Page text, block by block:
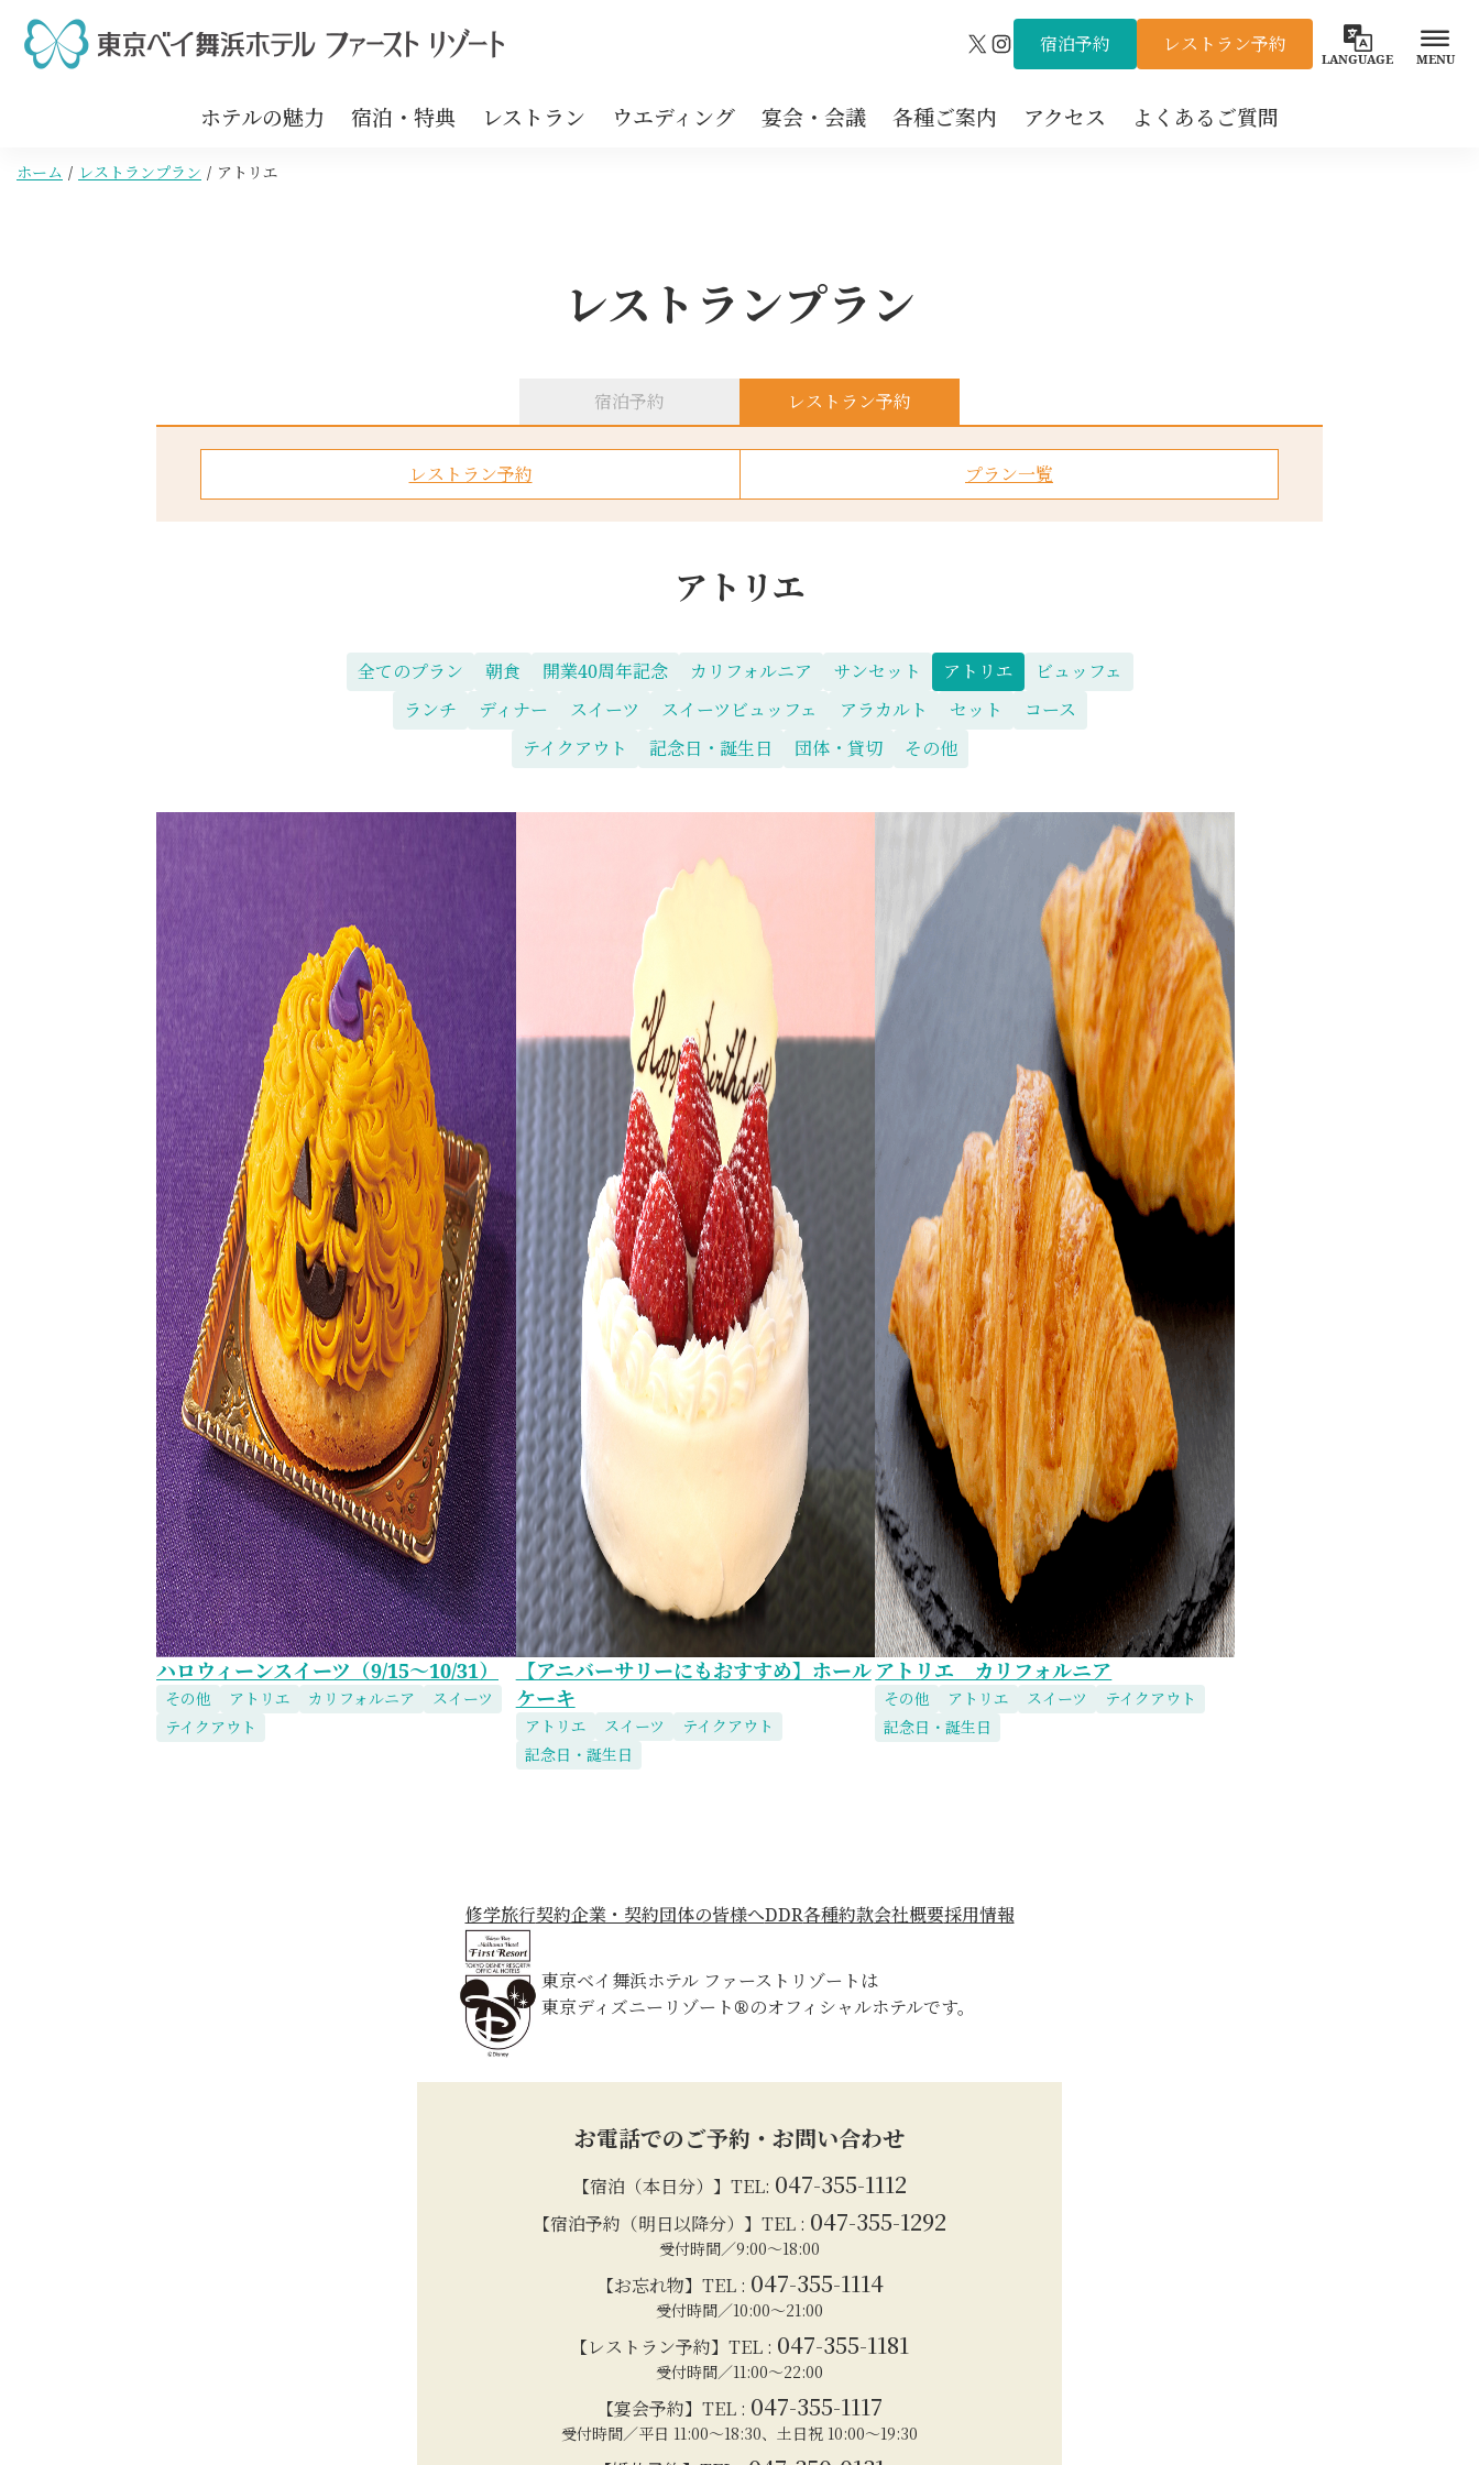
X Instagram宿泊予約 レストラン予約
LANGUAGE MENU
ホテルの魅力 宿泊・特典 レストラン ウエディング 宴会・会議 各種ご案内 アクセス よくあるご質問
ホーム レストランプラン アトリエ
レストランプラン
宿泊予約 レストラン予約
レストラン予約 プラン一覧
アトリエ
全てのプラン 朝食 開業40周年記念 カリフォルニア サンセット アトリエ
ビュッフェ
ランチ
ディナー スイーツ スイーツビュッフェ アラカルト セット
コース
テイクアウト
記念日・誕生日 団体・貸切 その他
ハロウィーンスイーツ（9/15～10/31）
その他 アトリエ カリフォルニア
スイーツ
テイクアウト
【アニバーサリーにもおすすめ】ホール
ケーキ
アトリエ スイーツ
テイクアウト
記念日・誕生日
アトリエ カリフォルニア
その他 アトリエ スイーツ
テイクアウト
記念日・誕生日
修学旅行契約企業・契約団体の皆様へDDR各種約款会社概要採用情報
東京ベイ舞浜ホテル ファーストリゾートは
東京ディズニーリゾート®のオフィシャルホテルです。
お電話でのご予約・お問い合わせ
【宿泊（本日分）】TEL: 047-355-1112
【宿泊予約（明日以降分）】TEL : 047-355-1292
受付時間／9:00～18:00
【お忘れ物】TEL : 047-355-1114
受付時間／10:00～21:00
【レストラン予約】TEL : 047-355-1181
受付時間／11:00～22:00
【宴会予約】TEL : 047-355-1117
受付時間／平日 11:00～18:30、土日祝 10:00～19:30